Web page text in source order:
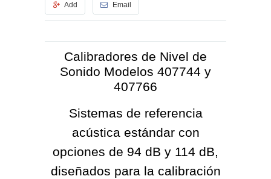
Add Email
Calibradores de Nivel de
Sonido Modelos 407744 y
407766
Sistemas de referencia
acústica estándar con
opciones de 94 dB y 114 dB,
diseñados para la calibración